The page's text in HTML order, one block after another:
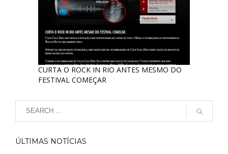
CURTA O ROCK IN RIO ANTES MESMO DO
FESTIVAL COMEÇAR
ÚLTIMAS NOTÍCIAS